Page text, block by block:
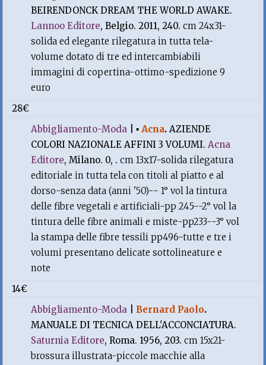
BEIRENDONCK DREAM THE WORLD AWAKE.
Lannoo Editore, Belgio. 2011, 240.cm 24x31-
solida ed elegante rilegatura in tutta tela-
volume dotato di tre ed intercambiabili
immagini di copertina-ottimo-spedizione 9
euro
28€
Abbigliamento-Moda |▪Acna.AZIENDE
COLORI NAZIONALE AFFINI 3 VOLUMI.Acna
Editore, Milano. 0, .cm 13x17-solida rilegatura
editoriale in tutta tela con titoli al piatto e al
dorso-senza data (anni '50)-- 1° vol la tintura
delle fibre vegetali e artificiali-pp 245--2° vol la
tintura delle fibre animali e miste-pp233--3° vol
la stampa delle fibre tessili pp496-tutte e tre i
volumi presentano delicate sottolineature e
note
14€
Abbigliamento-Moda
Bernard Paolo.
MANUALE DI TECNICA DELL'ACCONCIATURA.
Saturnia Editore, Roma. 1956, 203.cm 15x21-
brossura illustrata-piccole macchie alla